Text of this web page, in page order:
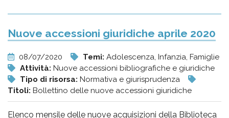
Nuove accessioni giuridiche aprile 2020
08/07/2020 Temi: Adolescenza, Infanzia, Famiglie
Attività: Nuove accessioni bibliografiche e giuridiche
Tipo di risorsa: Normativa e giurisprudenza
Titoli: Bollettino delle nuove accessioni giuridiche
Elenco mensile delle nuove acquisizioni della Biblioteca